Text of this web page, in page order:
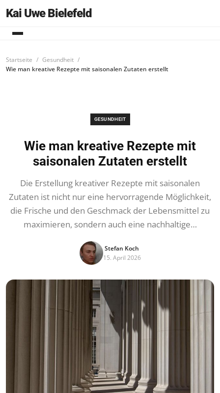
Kai Uwe Bielefeld
Startseite
Gesundheit
Wie man kreative Rezepte mit saisonalen Zutaten erstellt
GESUNDHEIT
Wie man kreative Rezepte mit
saisonalen Zutaten erstellt
Die Erstellung kreativer Rezepte mit saisonalen
Zutaten ist nicht nur eine hervorragende Möglichkeit,
die Frische und den Geschmack der Lebensmittel zu
maximieren, sondern auch eine nachhaltige…
Stefan Koch
15. April 2026